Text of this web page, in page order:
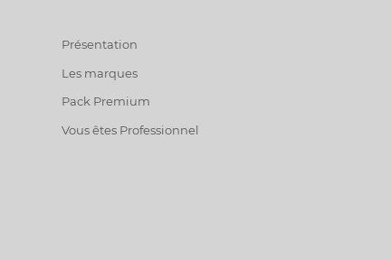
Présentation
Les marques
Pack Premium
Vous êtes Professionnel